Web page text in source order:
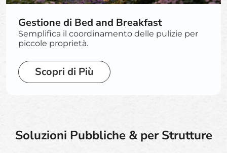
Gestione di Bed and Breakfast
Semplifica il coordinamento delle pulizie per
piccole proprietà.
Scopri di Più
Soluzioni Pubbliche & per Strutture